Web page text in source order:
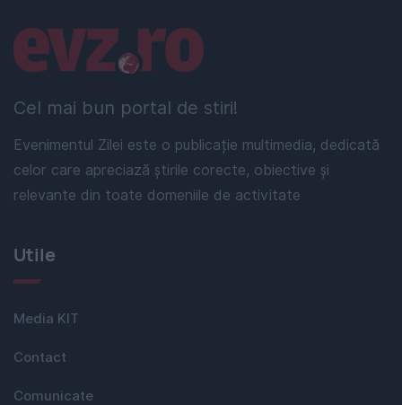
Cel mai bun portal de stiri!
Evenimentul Zilei este o publicație multimedia, dedicată
celor care apreciază știrile corecte, obiective și
relevante din toate domeniile de activitate
Linkuri utile
Utile
Media KIT
Contact
Comunicate